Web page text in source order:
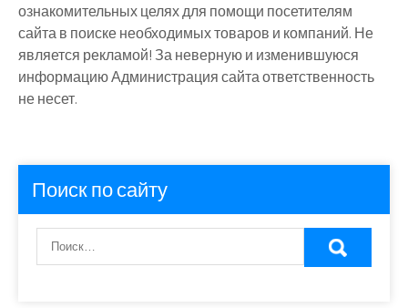
ознакомительных целях для помощи посетителям
сайта в поиске необходимых товаров и компаний. Не
является рекламой! За неверную и изменившуюся
информацию Администрация сайта ответственность
не несет.
Поиск по сайту